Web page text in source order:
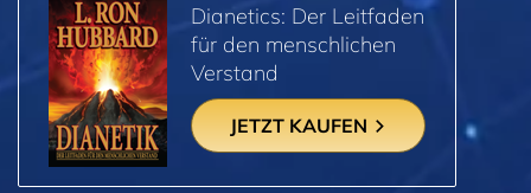
Dianetics: Der Leitfaden
für den menschlichen
Verstand
JETZT KAUFEN